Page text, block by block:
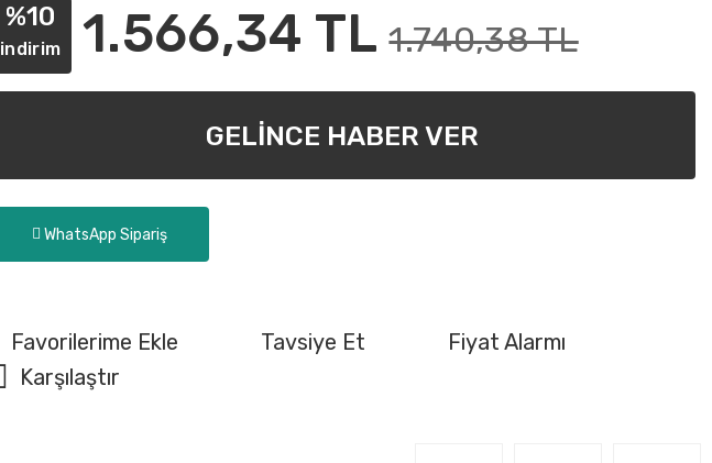
%10
indirim 1.566,34 TL 1.740,38 TL
GELİNCE HABER VER
WhatsApp Sipariş
Tavsiye Et
Fiyat Alarmı
Karşılaştır